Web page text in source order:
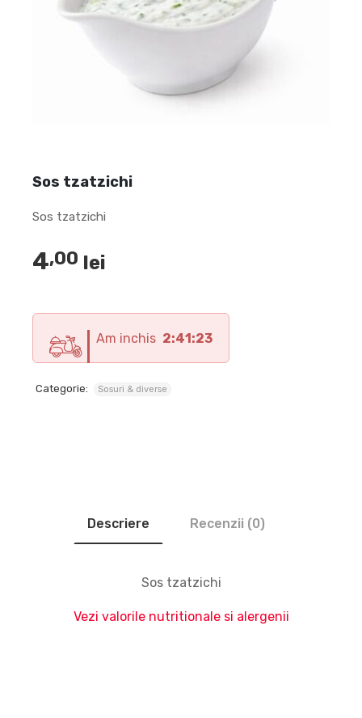
Sos tzatzichi
Sos tzatzichi
4,00 lei
Am inchis 2:41:22
Categorie: Sosuri & diverse
Descriere Recenzii (0)
Sos tzatzichi
Vezi valorile nutritionale si alergenii